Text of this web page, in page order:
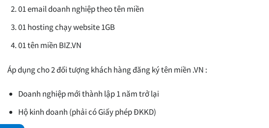
01 email doanh nghiệp theo tên miền
01 hosting chạy website 1GB
01 tên miền BIZ.VN
Áp dụng cho 2 đối tượng khách hàng đăng ký tên miền .VN :
Doanh nghiệp mới thành lập 1 năm trở lại
Hộ kinh doanh (phải có Giấy phép ĐKKD)